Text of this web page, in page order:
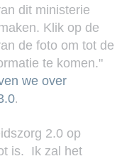
dit ministerie
Klik op de
de foto om tot de
te komen."
we over
.
2.0 op
is.  Ik zal het